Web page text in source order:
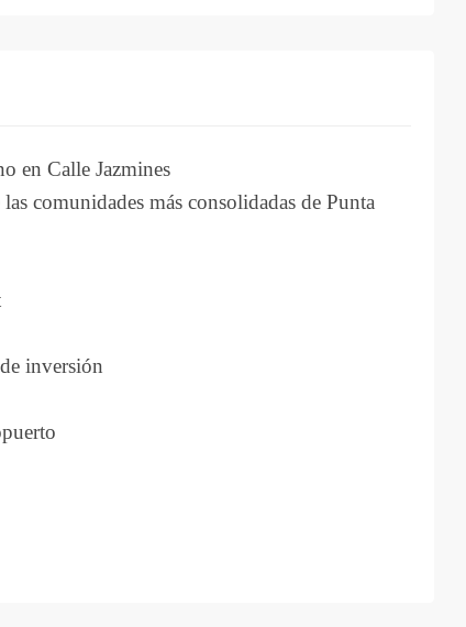
en Calle Jazmines
comunidades más consolidadas de Punta
inversión